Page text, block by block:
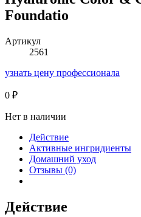
Foundatio
Артикул
2561
узнать цену профессионала
0 ₽
Нет в наличии
Действие
Активные ингридиенты
Домашний уход
Отзывы (0)
Действие